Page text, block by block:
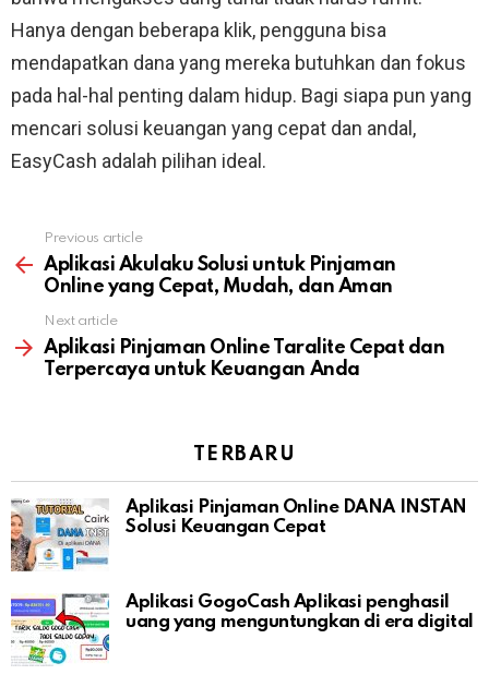
Hanya dengan beberapa klik, pengguna bisa
mendapatkan dana yang mereka butuhkan dan fokus
pada hal-hal penting dalam hidup. Bagi siapa pun yang
mencari solusi keuangan yang cepat dan andal,
EasyCash adalah pilihan ideal.
more
Previous article
Aplikasi Akulaku Solusi untuk Pinjaman
Online yang Cepat, Mudah, dan Aman
Next article
Aplikasi Pinjaman Online Taralite Cepat dan
Terpercaya untuk Keuangan Anda
TERBARU
Aplikasi Pinjaman Online DANA INSTAN
Solusi Keuangan Cepat
Aplikasi GogoCash Aplikasi penghasil
uang yang menguntungkan di era digital